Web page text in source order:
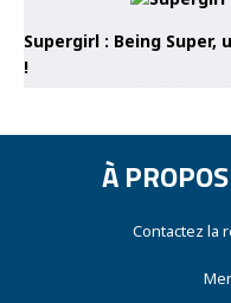
Supergirl : Being
!
À
Contactez la